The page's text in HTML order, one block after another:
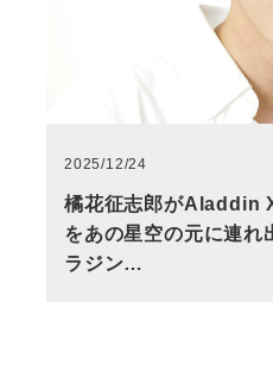
2025/12/24
橘花征志郎がAladdin
をあの星空の元に連れ
ラジン…